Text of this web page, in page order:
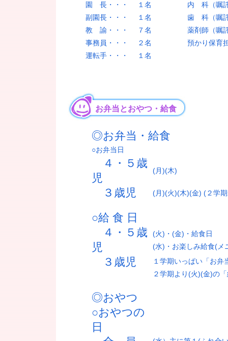
園 長・・・
１名
副園長・・・
１名
教 諭・・・
７名
事務員・・・
２名
運転手・・・
１名
内 科（嘱
歯 科（嘱
薬剤師（嘱
預かり保育
お弁当とおやつ・給食
◎お弁当・給食
○お弁当日
４・５歳
児
(月)(木)
３歳児 (月)(火)(木)(金) (２学
○給 食 日
４・５歳
児
(火)・(金)・給食日
(水)・お楽しみ給食(メ
３歳児
１学期いっぱい「お弁
２学期より(火)(金)の
◎おやつ
○おやつの
日